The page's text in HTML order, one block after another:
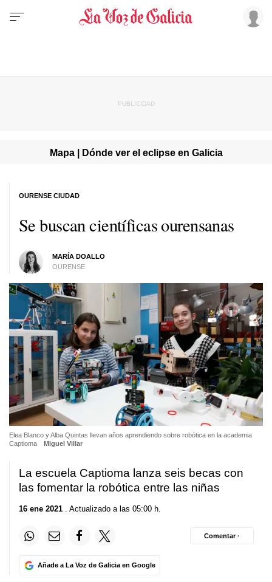
Mapa | Dónde ver el eclipse en Galicia
Se buscan científicas ourensanas
MARÍA DOALLO
OURENSE
OURENSE CIUDAD
Elea Blanco y Alba Quintas llevan años aprendiendo sobre robótica en la academia
Captioma
Miguel Villar
La escuela Captioma lanza seis becas con
las fomentar la robótica entre las niñas
16 ene 2021 . Actualizado a las 05:00 h.
Añade a La Voz de Galicia en Google
Comentar ·